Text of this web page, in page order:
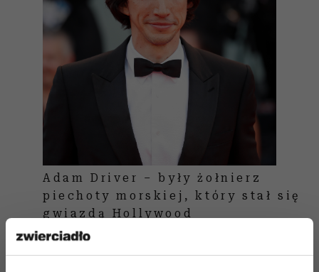
Adam Driver – były żołnierz
piechoty morskiej, który stał się
gwiazdą Hollywood